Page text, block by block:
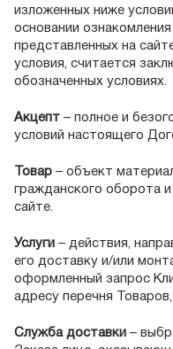
изложенных ниже
основании
представленных на
условия, считается
обозначенных условиях.
Акцепт – полное и
условий настоящего
Товар – объект
гражданского оборота
сайте.
Услуги – действия,
его доставку и/или
оформленный запрос
адресу перечня
Служба доставки –